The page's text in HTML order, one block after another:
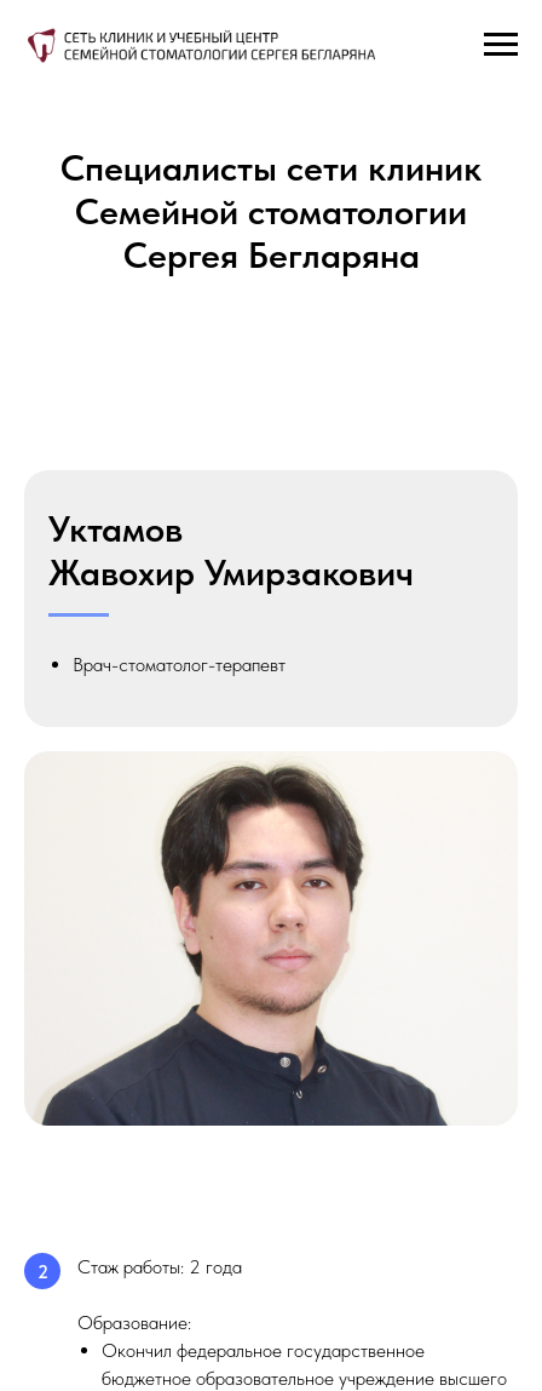
Специалисты сети клиник
Семейной стоматологии
Сергея Бегларяна
Уктамов
Жавохир Умирзакович
Врач-стоматолог-терапевт
2 Стаж работы: 2 года
Образование:
Окончил федеральное государственное
бюджетное образовательное учреждение высшего